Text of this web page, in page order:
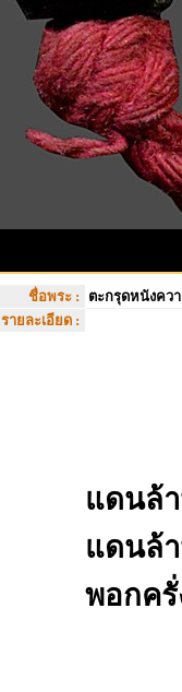
ชื่อพระ :
ตะกรุดหนังคว
รายละเอียด :
แดนล้
แดนล้
พอกค